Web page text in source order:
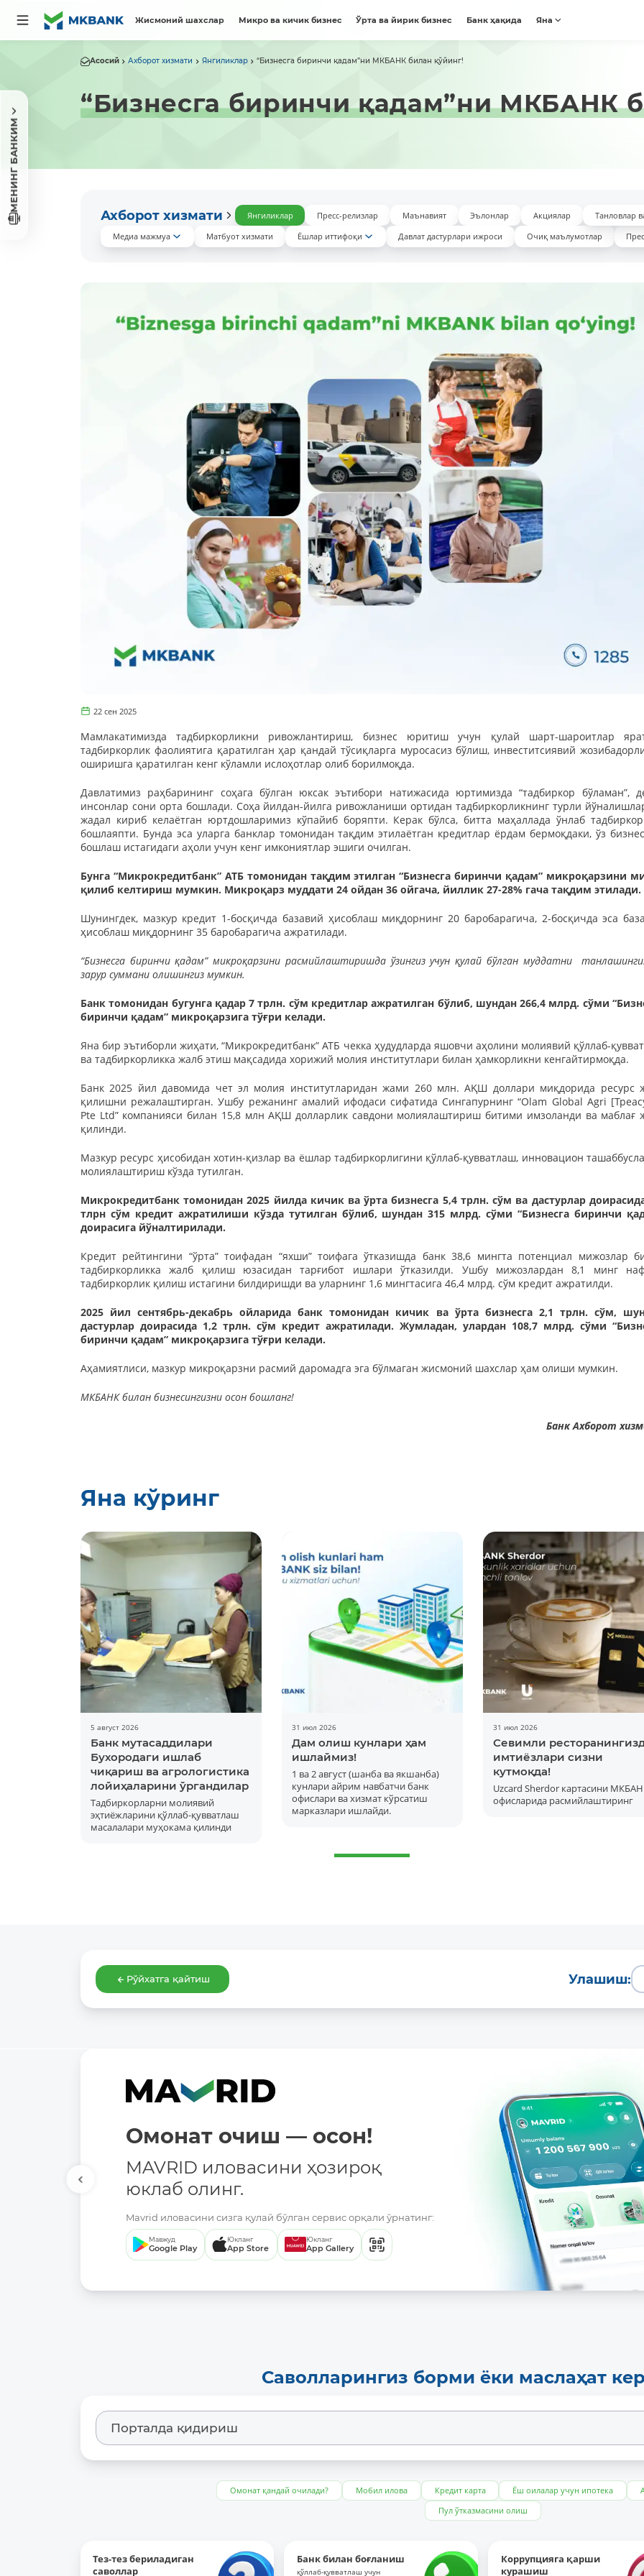
Жисмоний шахслар Микро ва кичик бизнес Ўрта ва йирик бизнес Банк ҳақида Яна
МЕНИНГ БАНКИМ
Асосий Ахборот хизмати Янгиликлар “Бизнесга биринчи қадам”ни МКБАНК билан қўйинг!
“Бизнесга биринчи қадам”ни МКБАНК
Ахборот хизмати Янгиликлар Пресс-релизлар Маънавият Эълонлар Акциялар
Танловлар
Медиа мажмуа
Матбуот хизмати Ёшлар иттифоқи Давлат дастурлари ижроси Очиқ маълумотлар
22 сен 2025
Мамлакатимизда тадбиркорликни ривожлантириш, бизнес юритиш учун қулай шарт-шароитлар
тадбиркорлик фаолиятига қаратилган ҳар қандай тўсиқларга муросасиз бўлиш, инвеститсиявий
оширишга қаратилган кенг кўламли ислоҳотлар олиб борилмоқда.
Давлатимиз раҳбарининг соҳага бўлган юксак эътибори натижасида юртимизда “тадбиркор бўламан”,
инсонлар сони орта бошлади. Соҳа йилдан-йилга ривожланиши ортидан тадбиркорликнинг турли
жадал кириб келаётган юртдошларимиз кўпайиб боряпти. Керак бўлса, битта маҳаллада ўнлаб
бошлаяпти. Бунда эса уларга банклар томонидан тақдим этилаётган кредитлар ёрдам бермоқдаки, ўз
бошлаш истагидаги аҳоли учун кенг имкониятлар эшиги очилган.
Бунга “Микрокредитбанк” АТБ томонидан тақдим этилган “Бизнесга биринчи қадам” микроқарзини
қилиб келтириш мумкин. Микроқарз муддати 24 ойдан 36 ойгача, йиллик 27-28% гача тақдим этилади.
Шунингдек, мазкур кредит 1-босқичда базавий ҳисоблаш миқдорнинг 20 баробарагича, 2-босқичда эса
ҳисоблаш миқдорнинг 35 баробарагича ажратилади.
“Бизнесга биринчи қадам” микроқарзини расмийлаштиришда ўзингиз учун қулай бўлган муддатни
зарур суммани олишингиз мумкин.
Банк томонидан бугунга қадар 7 трлн. сўм кредитлар ажратилган бўлиб, шундан 266,4 млрд. сўми
биринчи қадам” микроқарзига тўғри келади.
Яна бир эътиборли жиҳати, “Микрокредитбанк” АТБ чекка ҳудудларда яшовчи аҳолини молиявий қўллаб-
ва тадбиркорликка жалб этиш мақсадида хорижий молия институтлари билан ҳамкорликни кенгайтирмоқда.
Банк 2025 йил давомида чет эл молия институтларидан жами 260 млн. АҚШ доллари миқдорида ресурс
қилишни режалаштирган. Ушбу режанинг амалий ифодаси сифатида Сингапурнинг “Olam Global Agri
Pte Ltd” компанияси билан 15,8 млн АҚШ долларлик савдони молиялаштириш битими имзоланди ва маблағ
қилинди.
Мазкур ресурс ҳисобидан хотин-қизлар ва ёшлар тадбиркорлигини қўллаб-қувватлаш, инновацион
молиялаштириш кўзда тутилган.
Микрокредитбанк томонидан 2025 йилда кичик ва ўрта бизнесга 5,4 трлн. сўм ва дастурлар
тлрн сўм кредит ажратилиши кўзда тутилган бўлиб, шундан 315 млрд. сўми “Бизнесга биринчи
доирасига йўналтирилади.
Кредит рейтингини “ўрта” тоифадан “яхши” тоифага ўтказишда банк 38,6 мингта потенциал мижозлар
тадбиркорликка жалб қилиш юзасидан тарғибот ишлари ўтказилди. Ушбу мижозлардан 8,1 минг
тадбиркорлик қилиш истагини билдиришди ва уларнинг 1,6 мингтасига 46,4 млрд. сўм кредит ажратилди.
2025 йил сентябрь-декабрь ойларида банк томонидан кичик ва ўрта бизнесга 2,1 трлн. сўм,
дастурлар доирасида 1,2 трлн. сўм кредит ажратилади. Жумладан, улардан 108,7 млрд. сўми
биринчи қадам” микроқарзига тўғри келади.
Аҳамиятлиси, мазкур микроқарзни расмий даромадга эга бўлмаган жисмоний шахслар ҳам олиши мумкин.
МКБАНК билан бизнесингизни осон бошланг!
Банк Ахборот
Яна кўринг
5 август 2026
Банк мутасаддилари
Бухородаги ишлаб
чиқариш ва агрологистика
лойиҳаларини ўргандилар
Тадбиркорларни молиявий
эҳтиёжларини қўллаб-қувватлаш
масалалари муҳокама қилинди
31 июл 2026
Дам олиш кунлари ҳам
ишлаймиз!
1 ва 2 август (шанба ва якшанба)
кунлари айрим навбатчи банк
офислари ва хизмат кўрсатиш
марказлари ишлайди.
31 июл 2026
Севимли
имтиёзлари сизни
кутмоқда!
Uzcard Sherdor картасини
офисларида расмийлаштиринг
Рўйхатга қайтиш Улашиш:
Омонат очиш — осон!
MAVRID иловасини ҳозироқ
юклаб олинг.
Mavrid иловасини сизга қулай бўлган сервис орқали ўрнатинг:
Мавжуд
Google Play
Юкланг
App Store
Юкланг
App Gallery
Саволларингиз борми ёки маслаҳат
Омонат қандай очилади? Мобил илова Кредит карта Ёш оилалар учун ипотека
Пул ўтказмасини олиш
Тез-тез бериладиган
саволлар
Банк билан боғланиш
қўллаб-қувватлаш учун
Коррупцияга қарши
курашиш
Батафсил